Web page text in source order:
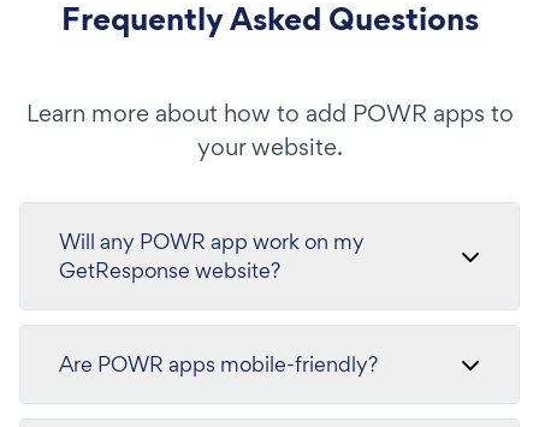
Frequently Asked Questions
Learn more about how to add POWR apps to
your website.
Will any POWR app work on my
GetResponse website?
Are POWR apps mobile-friendly?